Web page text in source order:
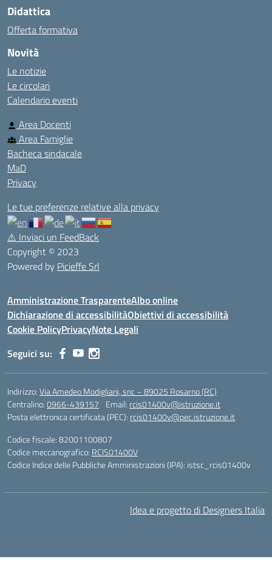
Didattica
Offerta formativa
Novità
Le notizie
Le circolari
Calendario eventi
Area Docenti
Area Famiglie
Bacheca sindacale
MaD
Privacy
Le tue preferenze relative alla privacy
⚠️ Inviaci un FeedBack
Copyright © 2023
Powered by Picieffe Srl
Amministrazione TrasparenteAlbo online
Dichiarazione di accessibilitàObiettivi di accessibilità
Cookie PolicyPrivacyNote Legali
Seguici su:
Indirizzo:Via Amedeo Modigliani, snc – 89025 Rosarno (RC)
Centralino:0966-439157 Email: rcis01400v@istruzione.it
Posta elettronica certificata (PEC): rcis01400v@pec.istruzione.it
Codice fiscale: 82001100807
Codice meccanografico: RCIS01400V
Codice Indice delle Pubbliche Amministrazioni (IPA): istsc_rcis01400v
Idea e progetto di Designers Italia